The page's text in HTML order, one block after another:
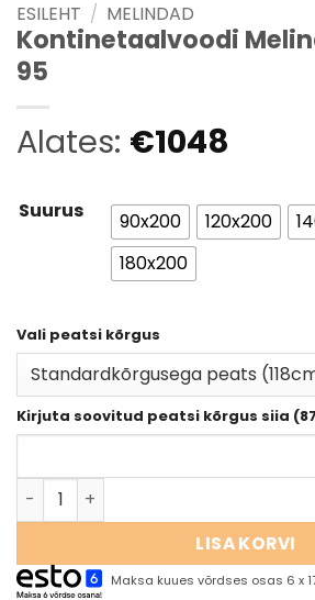
ESILEHT / MELINDAD
Kontinetaalvoodi
95
Alates: €1048
Suurus 90x200 120x200
180x200
Vali peatsi kõrgus
Kirjuta soovitud peatsi kõrgus siia
LISA KORVI
Maksa kuues võrdses osas 6 x